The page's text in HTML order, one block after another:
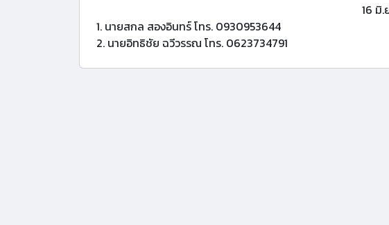
16 มิ.
1. นายสกล สองอินทร์ โทร. 0930953644
2. นายอิทธิชัย ฉวีวรรณ โทร. 0623734791